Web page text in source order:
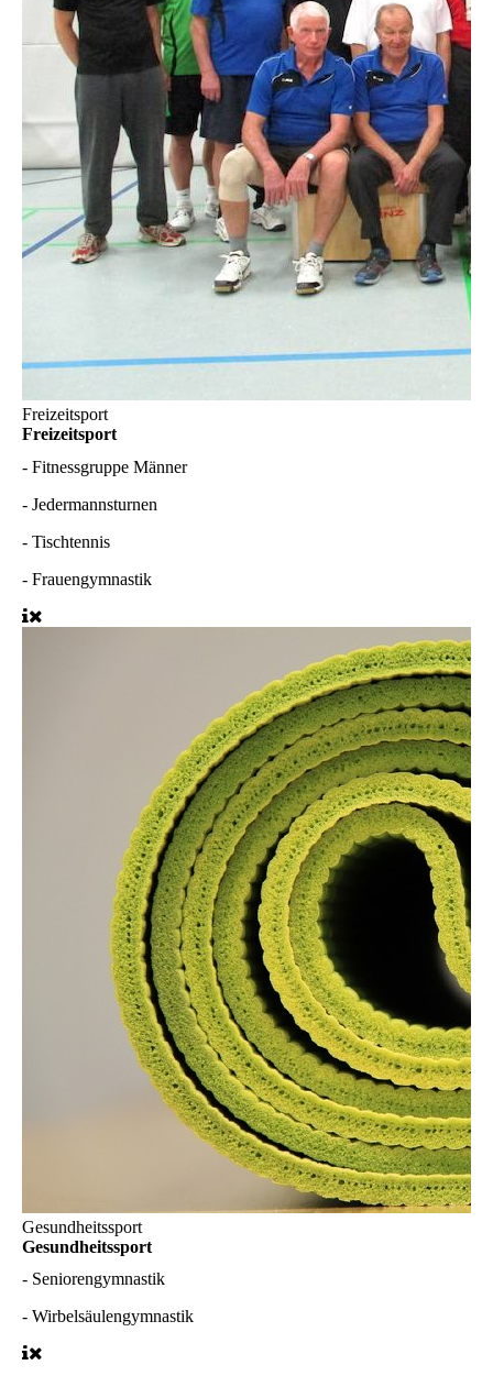
Freizeitsport
Freizeitsport
- Fitnessgruppe Männer
- Jedermannsturnen
- Tischtennis
- Frauengymnastik
Gesundheitssport
Gesundheitssport
- Seniorengymnastik
- Wirbelsäulengymnastik